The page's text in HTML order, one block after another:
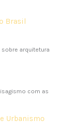
Brasil
arquitetura
com as
Urbanismo